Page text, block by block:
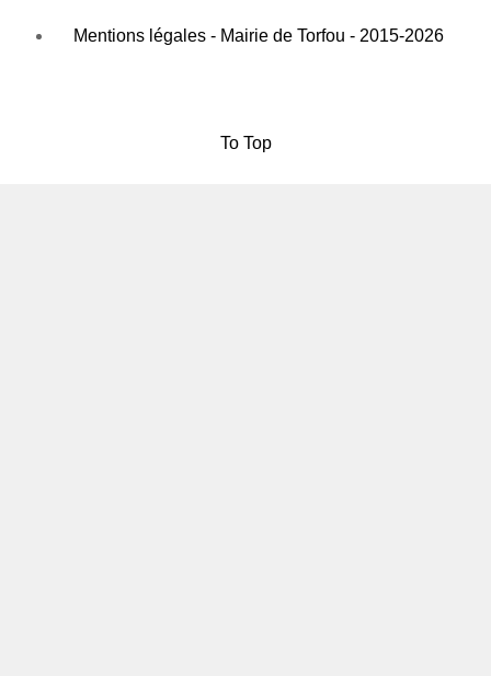
Mentions légales - Mairie de Torfou - 2015-2026
To Top